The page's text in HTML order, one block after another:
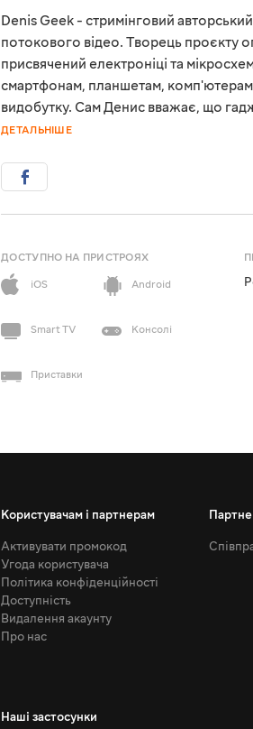
Denis Geek - стримінговий
потокового відео. Творець проєкту
присвячений електроніці та
смартфонам, планшетам,
видобутку. Сам Денис вважає, що
ДЕТАЛЬНІШЕ
ДОСТУПНО НА ПРИСТРОЯХ
iOS
Android
Smart TV Консолі
Приставки
Користувачам і партнерам
Активувати промокод
Угода користувача
Політика конфіденційності
Доступність
Видалення акаунту
Про нас
Наші застосунки